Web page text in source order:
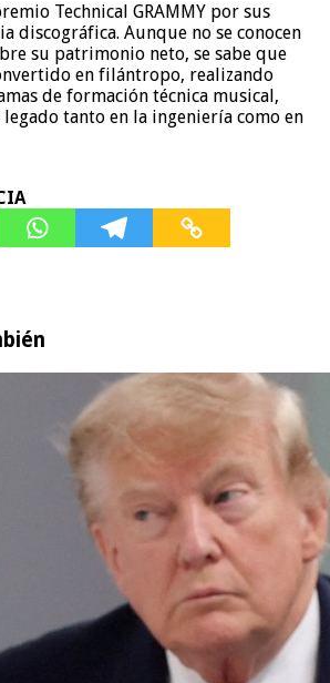
Technical GRAMMY por sus
discográfica. Aunque no se conocen
su patrimonio neto, se sabe que
en filántropo, realizando
de formación técnica musical,
tanto en la ingeniería como en